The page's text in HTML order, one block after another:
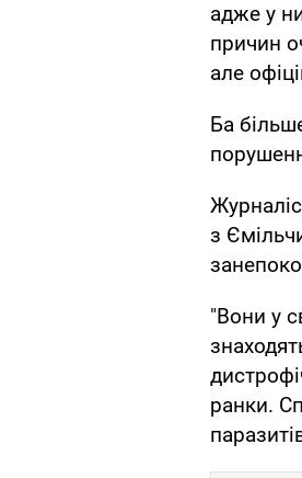
адже у
причин
але
Ба
з
"Вони у
ранки.